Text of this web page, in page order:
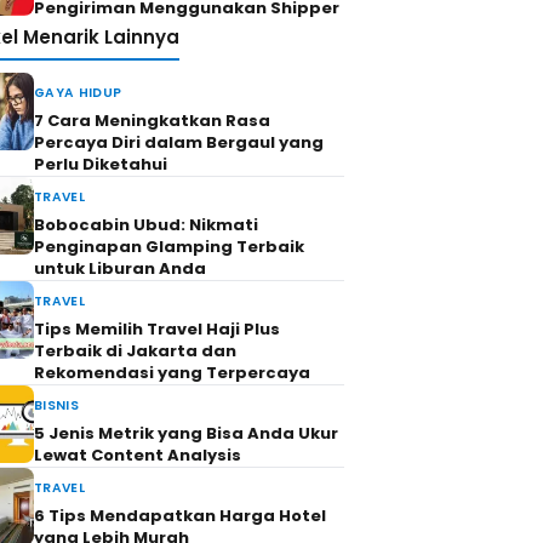
Pengiriman Menggunakan Shipper
Menarik Lainnya
GAYA HIDUP
7 Cara Meningkatkan Rasa
Percaya Diri dalam Bergaul yang
Perlu Diketahui
TRAVEL
Bobocabin Ubud: Nikmati
Penginapan Glamping Terbaik
untuk Liburan Anda
TRAVEL
Tips Memilih Travel Haji Plus
Terbaik di Jakarta dan
Rekomendasi yang Terpercaya
BISNIS
5 Jenis Metrik yang Bisa Anda Ukur
Lewat Content Analysis
TRAVEL
6 Tips Mendapatkan Harga Hotel
yang Lebih Murah